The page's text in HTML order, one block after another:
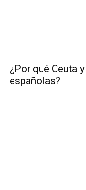
¿Por qué Ceuta
españolas?